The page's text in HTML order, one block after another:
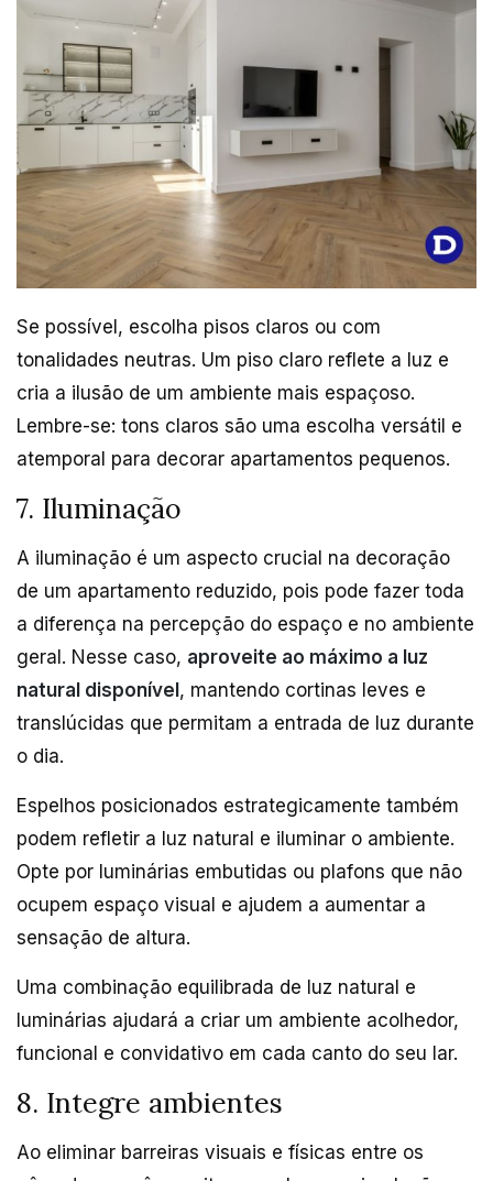
Se possível, escolha pisos claros ou com
tonalidades neutras. Um piso claro reflete a luz e
cria a ilusão de um ambiente mais espaçoso.
Lembre-se: tons claros são uma escolha versátil e
atemporal para decorar apartamentos pequenos.
7. Iluminação
A iluminação é um aspecto crucial na decoração
de um apartamento reduzido, pois pode fazer toda
a diferença na percepção do espaço e no ambiente
geral. Nesse caso, aproveite ao máximo a luz
natural disponível , mantendo cortinas leves e
translúcidas que permitam a entrada de luz durante
o dia.
Espelhos posicionados estrategicamente também
podem refletir a luz natural e iluminar o ambiente.
Opte por luminárias embutidas ou plafons que não
ocupem espaço visual e ajudem a aumentar a
sensação de altura.
Uma combinação equilibrada de luz natural e
luminárias ajudará a criar um ambiente acolhedor,
funcional e convidativo em cada canto do seu lar.
8. Integre ambientes
Ao eliminar barreiras visuais e físicas entre os